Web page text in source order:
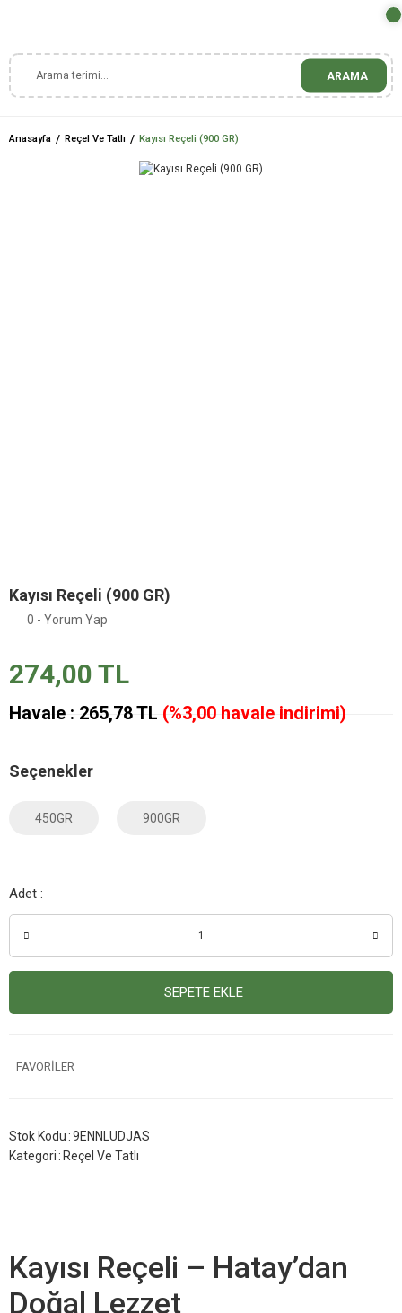
ARAMA
Anasayfa Reçel Ve Tatlı Kayısı Reçeli (900 GR)
Kayısı Reçeli (900 GR)
0 - Yorum Yap
274,00 TL
Havale : 265,78 TL (%3,00 havale indirimi)
Seçenekler
450GR 900GR
Adet :
SEPETE EKLE
Stok Kodu 9ENNLUDJAS
Kategori
Reçel Ve Tatlı
Kayısı Reçeli – Hatay’dan
Doğal Lezzet